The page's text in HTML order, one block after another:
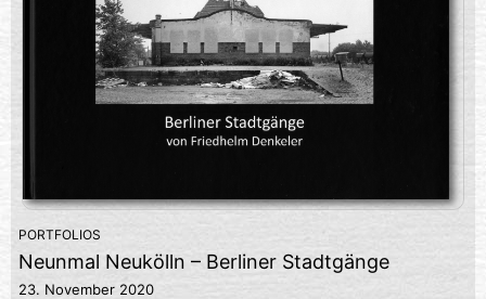
PORTFOLIOS
Neunmal Neukölln – Berliner Stadtgänge
23. November 2020